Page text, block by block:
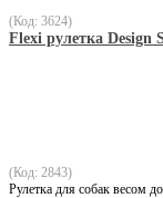
(Код: 3624)
Flexi рулетка Design
(Код: 2843)
Рулетка для собак весом